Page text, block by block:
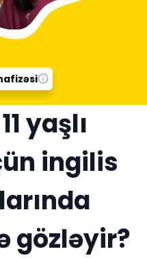
yaşlı
ingilis
gözləyir?